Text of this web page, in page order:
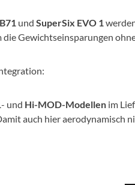
und SuperSix EVO 1
die Gewichtseinsparungen
- und Hi-MOD-Modellen im
auch hier aerodynamisch